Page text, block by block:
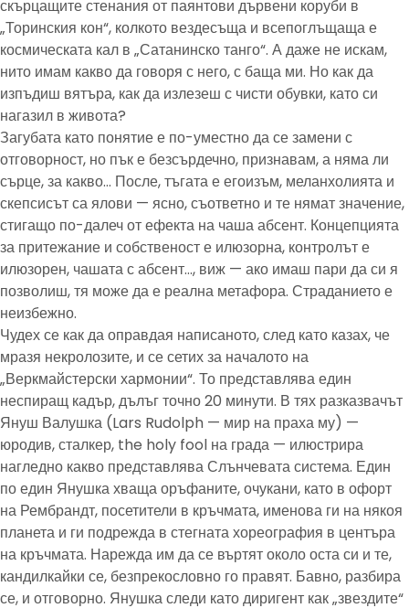
скърцащите стенания от паянтови дървени коруби в
„Торинския кон“, колкото вездесъща и всепоглъщаща е
космическата кал в „Сатанинско танго“. А даже не искам,
нито имам какво да говоря с него, с баща ми. Но как да
изпъдиш вятъра, как да излезеш с чисти обувки, като си
нагазил в живота?
Загубата като понятие е по-уместно да се замени с
отговорност, но пък е безсърдечно, признавам, а няма ли
сърце, за какво… После, тъгата е егоизъм, меланхолията и
скепсисът са ялови — ясно, съответно и те нямат значение,
стигащо по-далеч от ефекта на чаша абсент. Концепцията
за притежание и собственост е илюзорна, контролът е
илюзорен, чашата с абсент…, виж — ако имаш пари да си я
позволиш, тя може да е реална метафора. Страданието е
неизбежно.
Чудех се как да оправдая написаното, след като казах, че
мразя некролозите, и се сетих за началото на
„Веркмайстерски хармонии“. То представлява един
неспиращ кадър, дълъг точно 20 минути. В тях разказвачът
Януш Валушка (Lars Rudolph — мир на праха му) —
юродив, сталкер, the holy fool на града — илюстрира
нагледно какво представлява Слънчевата система. Един
по един Янушка хваща оръфаните, очукани, като в офорт
на Рембрандт, посетители в кръчмата, именова ги на някоя
планета и ги подрежда в стегната хореография в центъра
на кръчмата. Нарежда им да се въртят около оста си и те,
кандилкайки се, безпрекословно го правят. Бавно, разбира
се, и отговорно. Янушка следи като диригент как „звездите“